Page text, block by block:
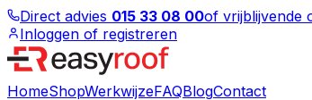
Direct advies 015 33 08 00of vrijblijvende
Inloggen of registreren
HomeShopWerkwijzeFAQBlogContact